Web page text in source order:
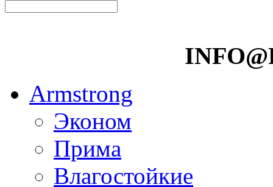
Armstrong
Эконом
Прима
Влагостойкие